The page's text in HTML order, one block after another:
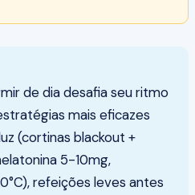
de dia desafia seu ritmo
mais eficazes
(cortinas blackout +
5-10mg,
refeições leves antes